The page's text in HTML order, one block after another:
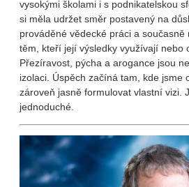
vysokými školami i s podnikatelskou
si měla udržet směr postavený na
prováděné vědecké práci a
těm, kteří její výsledky využívají nebo
Přezíravost, pýcha a arogance jsou
izolaci. Úspěch začíná tam, kde jsme
zároveň jasně formulovat vlastní vizi.
jednoduché.